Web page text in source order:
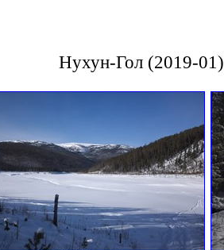
Нухун-Гол (2019-01)